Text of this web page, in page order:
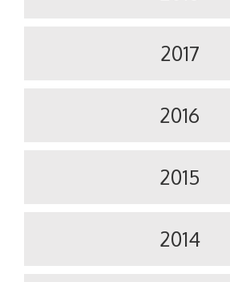
2017
2016
2015
2014